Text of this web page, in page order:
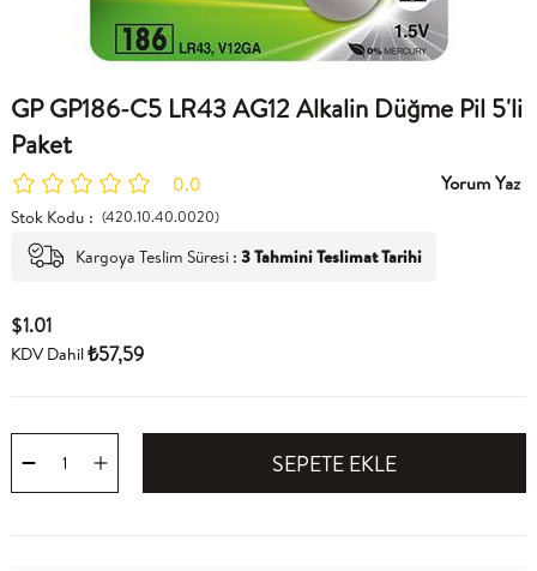
GP GP186-C5 LR43 AG12 Alkalin Düğme Pil 5'li
Paket
0.0 Yorum Yaz
Stok Kodu (420.10.40.0020)
Kargoya Teslim Süresi : 3 Tahmini Teslimat Tarihi
$1.01
KDV Dahil₺57,59